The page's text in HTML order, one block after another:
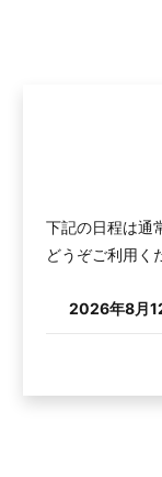
下記の日程は通
どうぞご利用く
2026年8月